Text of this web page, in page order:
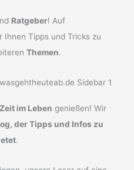
Ratgeber! Auf
Ihnen Tipps und Tricks zu
Themen.
im Leben genießen! Wir
der Tipps und Infos zu
.